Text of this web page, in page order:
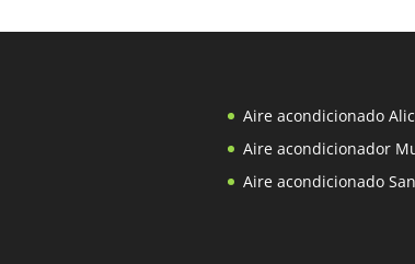
Aire acondicionado
Aire acondicionador
Aire acondicionado